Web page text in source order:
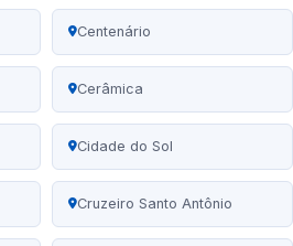
Centenário
Cerâmica
Cidade do Sol
Cruzeiro Santo Antônio